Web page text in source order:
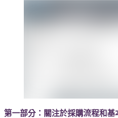
第一部分：關注於採購流程和基